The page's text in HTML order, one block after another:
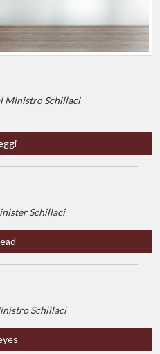
Ministro Schillaci
Schillaci
Schillaci